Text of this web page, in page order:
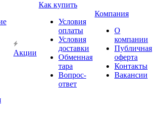
Акции
Как купить
Условия
оплаты
Условия
доставки
Обменная
тара
Вопрос-
ответ
Компания
О
компании
Публичная
оферта
Контакты
Вакансии